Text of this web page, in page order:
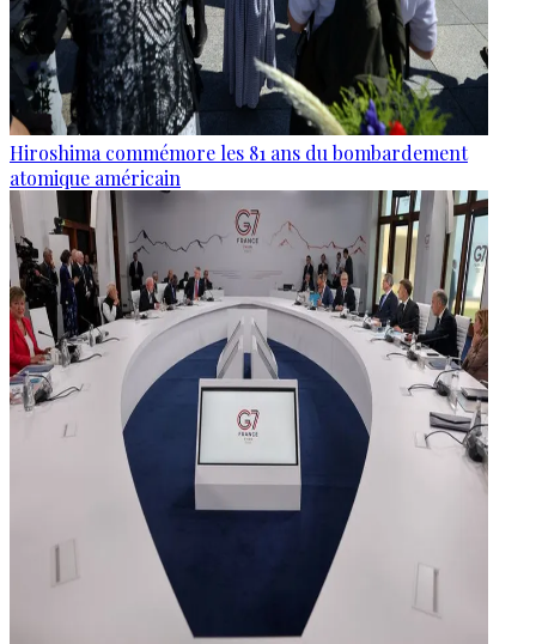
Hiroshima commémore les 81 ans du bombardement
atomique américain